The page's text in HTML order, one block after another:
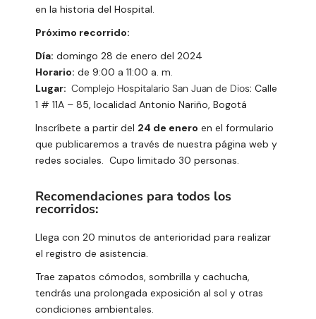
en la historia del Hospital.
Próximo recorrido:
Día: domingo 28 de enero del 2024
Horario: de 9:00 a 11:00 a. m.
Lugar: Complejo Hospitalario San Juan de Dios: Calle
1 # 11A – 85, localidad Antonio Nariño, Bogotá
Inscríbete a partir del 24 de enero en el formulario
que publicaremos a través de nuestra página web y
redes sociales. Cupo limitado 30 personas.
Recomendaciones para todos los
recorridos:
Llega con 20 minutos de anterioridad para realizar
el registro de asistencia.
Trae zapatos cómodos, sombrilla y cachucha,
tendrás una prolongada exposición al sol y otras
condiciones ambientales.